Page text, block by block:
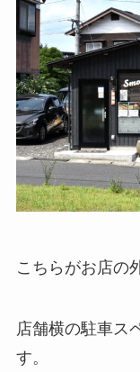
こちらがお店の
店舗横の駐車ス
す。